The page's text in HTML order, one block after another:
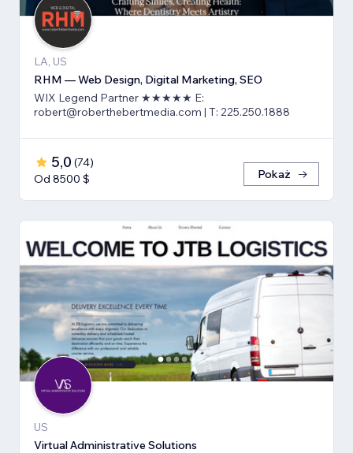
LA, US
RHM — Web Design, Digital Marketing, SEO
WIX Legend Partner ★★★★★ E:
robert@roberthebertmedia.com | T: 225.250.1888
5,0 (74)
Od 8500 $
Pokaż
US
Virtual Administrative Solutions